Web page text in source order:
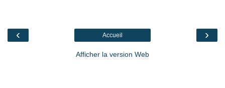
‹ ›
Accueil
Afficher la version Web